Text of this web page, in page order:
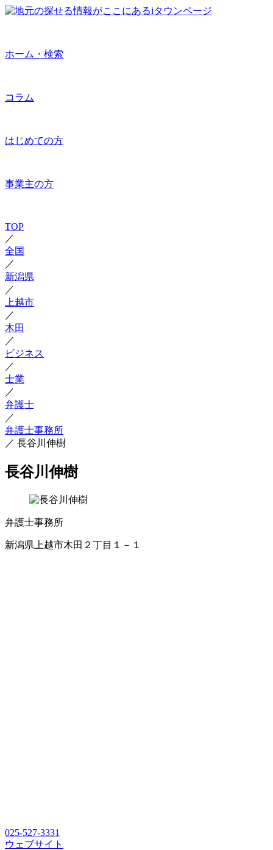
ホーム・検索
コラム
はじめての方
事業主の方
TOP
／
全国
／
新潟県
／
上越市
／
木田
／
ビジネス
／
士業
／
弁護士
／
弁護士事務所
／ 長谷川伸樹
長谷川伸樹
弁護士事務所
新潟県上越市木田２丁目１－１
025-527-3331
ウェブサイト